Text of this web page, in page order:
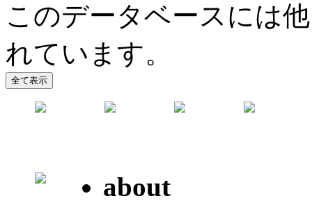
このデータベースには
れています。
about